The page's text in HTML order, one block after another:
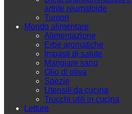
artrite reumatoide
Tumori
Mondo alimentare
Alimentazione
Erbe aromatiche
Impasti di salute
Mangiare sano
Olio di oliva
Spezie
Utensili da cucina
Trucchi utili in cucina
Letture